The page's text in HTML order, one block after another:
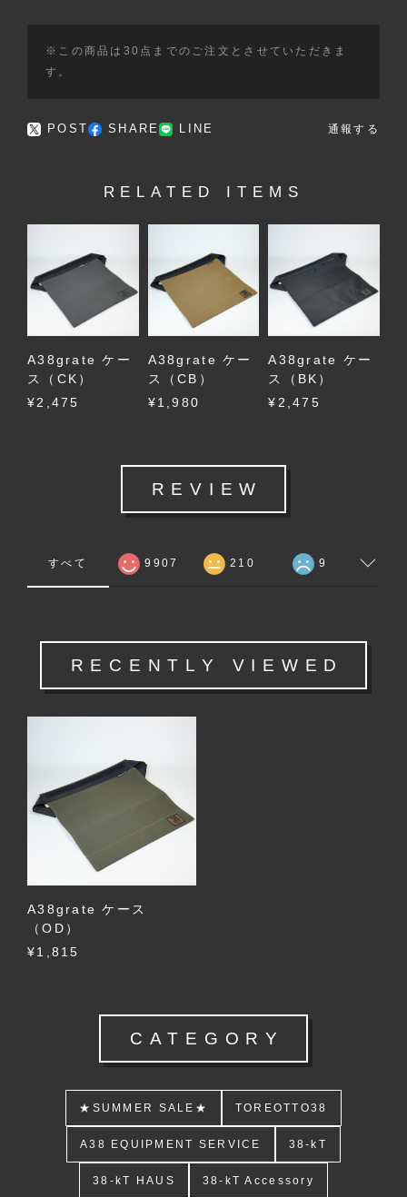
※この商品は30点までのご注文とさせていただきま
す。
POST SHARE LINE 通報する
RELATED ITEMS
A38grate ケー
ス（CK）
¥2,475
A38grate ケー
ス（CB）
¥1,980
A38grate ケー
ス（BK）
¥2,475
REVIEW
すべて 9907 210 9
RECENTLY VIEWED
A38grate ケース
（OD）
¥1,815
CATEGORY
★SUMMER SALE★ TOREOTTO38
A38 EQUIPMENT SERVICE 38-kT
38-kT HAUS 38-kT Accessory